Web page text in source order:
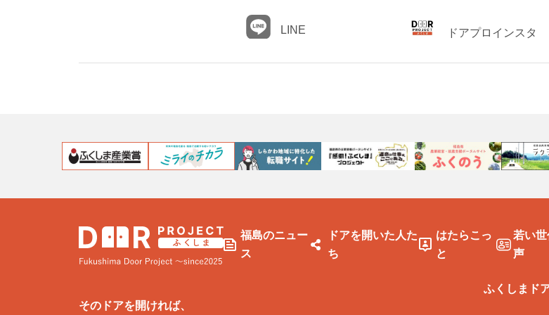
LINE ドアプロインスタ
そのドアを開ければ、
福島のニュー
ス
ドアを開いた人た
ち
はたらこっ
と
若い世
声
ふくしまド